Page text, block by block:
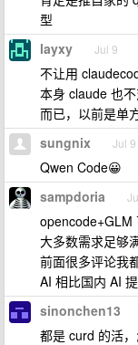
型
layxy Jul 9
不让用
本身 claude 也
而已，以前是单
sungnix Jul 9
Qwen Code😀
sampdoria
opencode+GLM
大多数需求足够
前面很多评论我
AI 相比国内 AI
sinonchen13
都是 curd 的活